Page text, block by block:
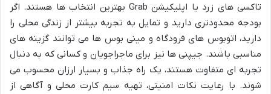
تاکسی های زرد یا اپلیکیشن Grab بهترین انتخاب ها هستند. اگر
بودجه محدودتری دارید و تمایل به تجربه بیشتر از زندگی محلی را
دارید، اتوبوس های فرودگاه و مینی بوس ها می توانند گزینه های
مناسبی باشند. جیپنی ها نیز برای ماجراجویان و کسانی که به دنبال
تجربه ای متفاوت هستند، یک راه جذاب و بسیار ارزان محسوب می
شوند. با رعایت نکات امنیتی، تهیه سیم کارت محلی و آگاهی از